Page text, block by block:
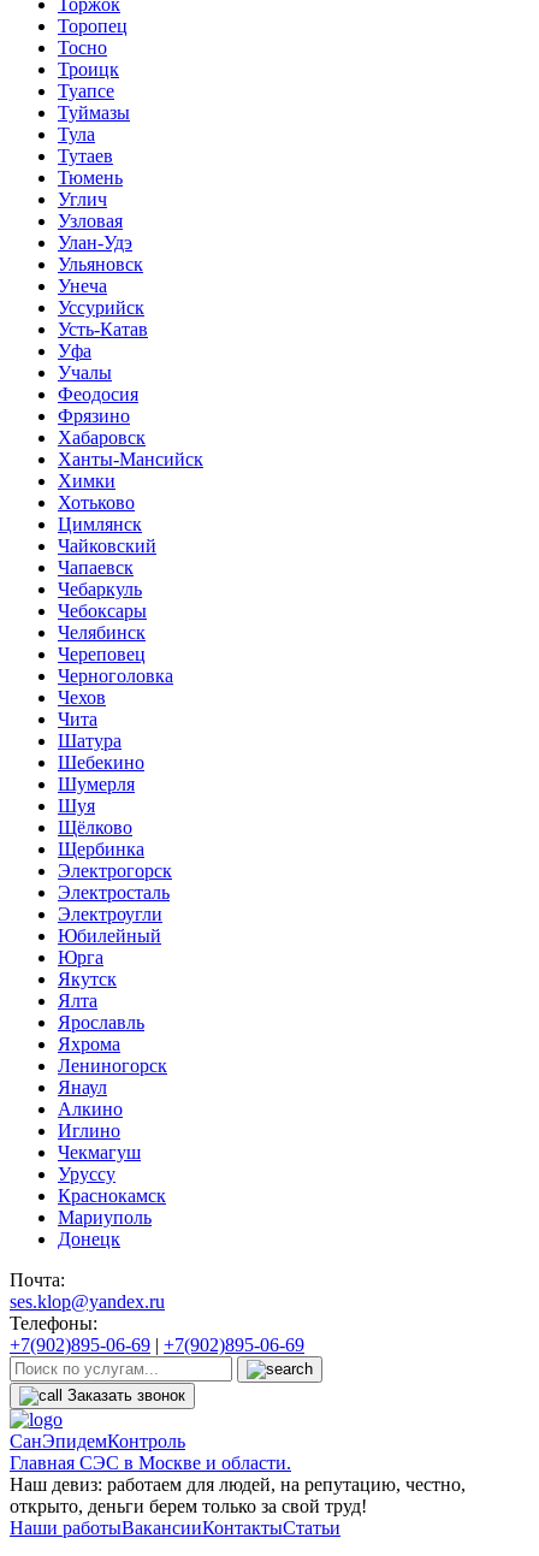
Торопец
Тосно
Троицк
Туапсе
Туймазы
Тула
Тутаев
Тюмень
Углич
Узловая
Улан-Удэ
Ульяновск
Унеча
Уссурийск
Усть-Катав
Уфа
Учалы
Феодосия
Фрязино
Хабаровск
Ханты-Мансийск
Химки
Хотьково
Цимлянск
Чайковский
Чапаевск
Чебаркуль
Чебоксары
Челябинск
Череповец
Черноголовка
Чехов
Чита
Шатура
Шебекино
Шумерля
Шуя
Щёлково
Щербинка
Электрогорск
Электросталь
Электроугли
Юбилейный
Юрга
Якутск
Ялта
Ярославль
Яхрома
Лениногорск
Янаул
Алкино
Иглино
Чекмагуш
Уруссу
Краснокамск
Мариуполь
Донецк
Почта:
ses.klop@yandex.ru
Телефоны:
+7(902)895-06-69 | +7(902)895-06-69
Заказать звонок
СанЭпидемКонтроль
Главная СЭС в Москве и области.
Наш девиз: работаем для людей, на репутацию, честно,
открыто, деньги берем только за свой труд!
Наши работыВакансииКонтактыСтатьи